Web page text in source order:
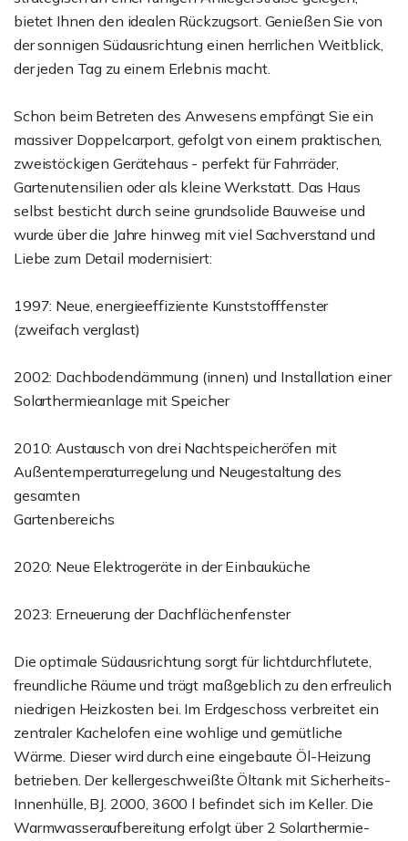
bietet Ihnen den idealen Rückzugsort. Genießen Sie von
der sonnigen Südausrichtung einen herrlichen Weitblick,
der jeden Tag zu einem Erlebnis macht.
Schon beim Betreten des Anwesens empfängt Sie ein
massiver Doppelcarport, gefolgt von einem praktischen,
zweistöckigen Gerätehaus - perfekt für Fahrräder,
Gartenutensilien oder als kleine Werkstatt. Das Haus
selbst besticht durch seine grundsolide Bauweise und
wurde über die Jahre hinweg mit viel Sachverstand und
Liebe zum Detail modernisiert:
1997: Neue, energieeffiziente Kunststofffenster
(zweifach verglast)
2002: Dachbodendämmung (innen) und Installation einer
Solarthermieanlage mit Speicher
2010: Austausch von drei Nachtspeicheröfen mit
Außentemperaturregelung und Neugestaltung des
gesamten
Gartenbereichs
2020: Neue Elektrogeräte in der Einbauküche
2023: Erneuerung der Dachflächenfenster
Die optimale Südausrichtung sorgt für lichtdurchflutete,
freundliche Räume und trägt maßgeblich zu den erfreulich
niedrigen Heizkosten bei. Im Erdgeschoss verbreitet ein
zentraler Kachelofen eine wohlige und gemütliche
Wärme. Dieser wird durch eine eingebaute Öl-Heizung
betrieben. Der kellergeschweißte Öltank mit Sicherheits-
Innenhülle, BJ. 2000, 3600 l befindet sich im Keller. Die
Warmwasseraufbereitung erfolgt über 2 Solarthermie-